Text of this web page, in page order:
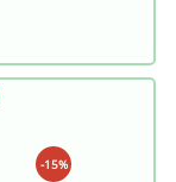
-15%